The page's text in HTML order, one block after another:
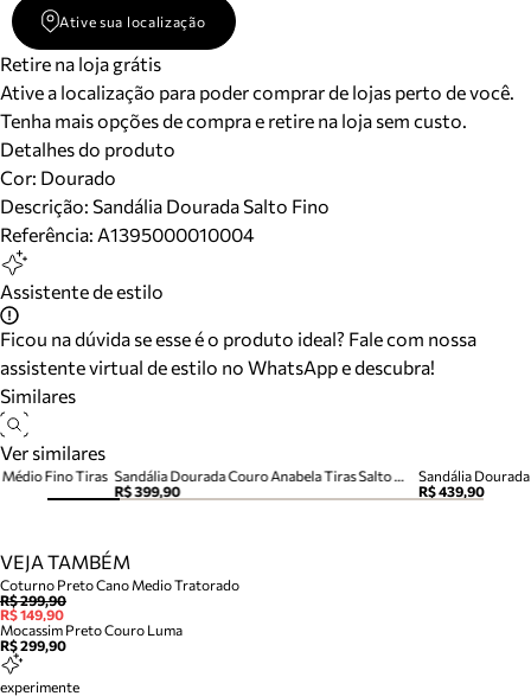
Ative sua localização
Retire na loja grátis
Ative a localização para poder comprar de lojas perto de você.
Tenha mais opções de compra e retire na loja sem custo.
Detalhes do produto
Cor: Dourado
Descrição: Sandália Dourada Salto Fino
Referência: A1395000010004
Assistente de estilo
Ficou na dúvida se esse é o produto ideal? Fale com nossa
assistente virtual de estilo no WhatsApp e descubra!
Similares
Ver similares
Sandália Dourada Couro Anabela Tiras Salto Médio
R$ 399,90
Sandália
R$ 439,90
Fino Tiras
VEJA TAMBÉM
Coturno Preto Cano Medio Tratorado
R$ 299,90
R$ 149,90
Mocassim Preto Couro Luma
R$ 299,90
experimente